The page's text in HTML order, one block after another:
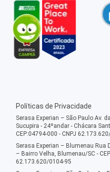
Políticas de Privacidade
Serasa Experian – São Paulo Av.
Sucupira - 24ºandar - Chácara
CEP:04794-000 - CNPJ
Serasa Experian – Blumenau Rua
– Bairro Velha, Blumenau/SC -
62.173.620/0104-95